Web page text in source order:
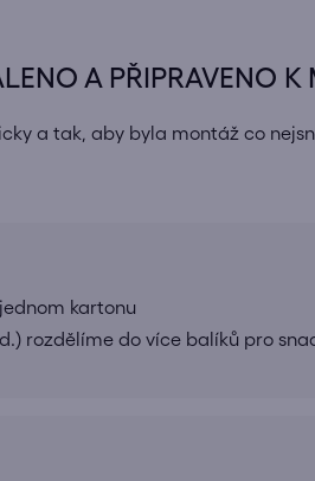
A PŘIPRAVENO K
a tak, aby byla montáž co
kartonu
rozdělíme do více balíků pro